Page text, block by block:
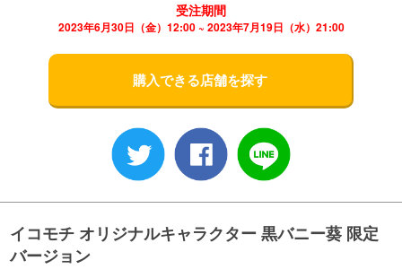
受注期間
2023年6月30日（金）12:00 ~ 2023年7月19日（水）21:00
購入できる店舗を探す
イコモチ オリジナルキャラクター 黒バニー葵 限定
バージョン